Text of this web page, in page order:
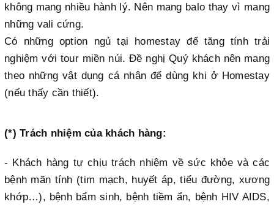
không mang nhiều hành lý. Nên mang balo thay vì mang
những vali cứng.
Có những option ngủ tại homestay để tăng tính trải
nghiệm với tour miền núi. Đề nghị Quý khách nên mang
theo những vật dụng cá nhân để dùng khi ở Homestay
(nếu thấy cần thiết).
(*) Trách nhiệm của khách hàng:
- Khách hàng tự chịu trách nhiệm về sức khỏe và các
bệnh mãn tính (tim mạch, huyết áp, tiểu đường, xương
khớp…), bệnh bẩm sinh, bệnh tiềm ẩn, bệnh HIV AIDS,